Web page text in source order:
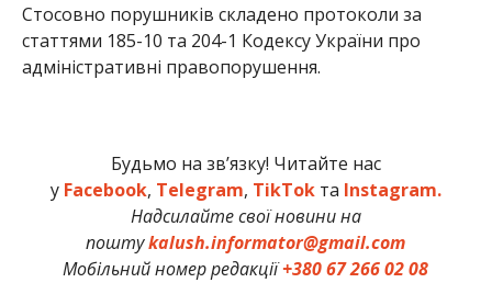
Стосовно порушників складено протоколи за
статтями 185-10 та 204-1 Кодексу України про
адміністративні правопорушення.
Будьмо на зв’язку! Читайте нас
у Facebook, Telegram, TikTokта Instagram.
Надсилайте свої новини на
поштуkalush.informator@gmail.com
Мобільний номер редакції+380 67 266 02 08